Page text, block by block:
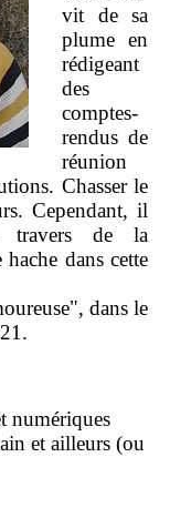
vit de sa
plume en
rédigeant
des
comptes-
rendus de
réunion
Chasser le
Cependant, il
travers de la
dans cette
dans le
numériques
et ailleurs (ou